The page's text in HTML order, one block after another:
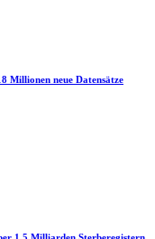
Millionen neue Datensätze